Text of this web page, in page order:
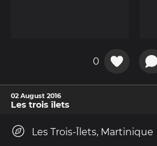
0
02 August 2016
Les trois îlets
Les Trois-Îlets, Martinique